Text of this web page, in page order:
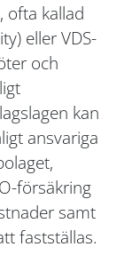
ofta kallad
eller VDS-
och
kan
ansvariga
försäkring
samt
fastställas.